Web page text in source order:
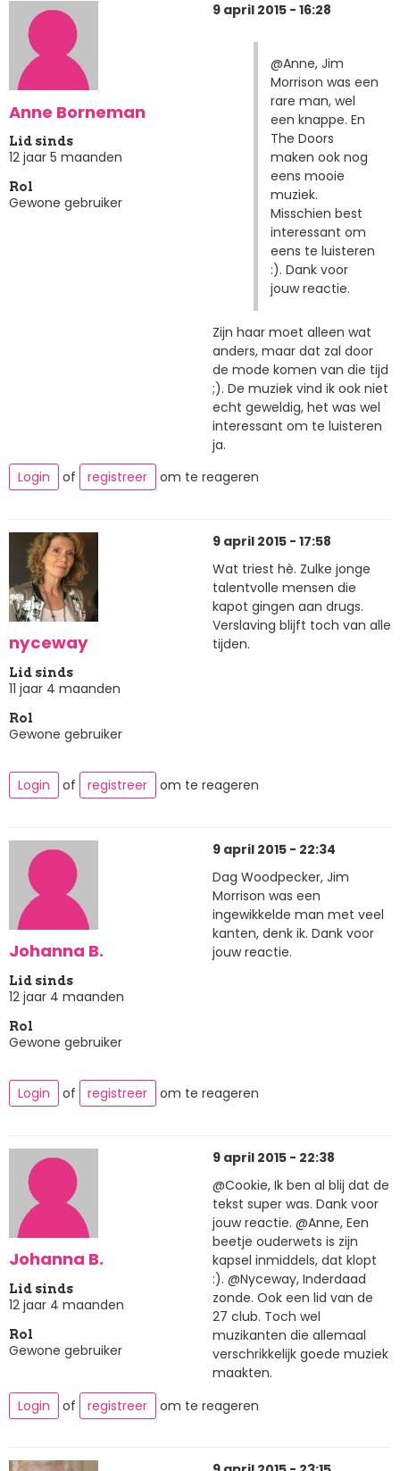
Anne Borneman
Lid sinds
12 jaar 5 maanden
Rol
Gewone gebruiker
9 april 2015 - 16:28
@Anne, Jim
Morrison was een
rare man, wel
een knappe. En
The Doors
maken ook nog
eens mooie
muziek.
Misschien best
interessant om
eens te luisteren
:). Dank voor
jouw reactie.
Zijn haar moet alleen wat
anders, maar dat zal door
de mode komen van die tijd
;). De muziek vind ik ook niet
echt geweldig, het was wel
interessant om te luisteren
ja.
Login
of registreer om te reageren
nyceway
Lid sinds
11 jaar 4 maanden
Rol
Gewone gebruiker
9 april 2015 - 17:58
Wat triest hè. Zulke jonge
talentvolle mensen die
kapot gingen aan drugs.
Verslaving blijft toch van alle
tijden.
Login of registreer om te reageren
Johanna B.
Lid sinds
12 jaar 4 maanden
Rol
Gewone gebruiker
9 april 2015 - 22:34
Dag Woodpecker, Jim
Morrison was een
ingewikkelde man met veel
kanten, denk ik. Dank voor
jouw reactie.
Login of registreer om te reageren
Johanna B.
Lid sinds
12 jaar 4 maanden
Rol
Gewone gebruiker
9 april 2015 - 22:38
@Cookie, Ik ben al blij dat de
tekst super was. Dank voor
jouw reactie. @Anne, Een
beetje ouderwets is zijn
kapsel inmiddels, dat klopt
:). @Nyceway, Inderdaad
zonde. Ook een lid van de
27 club. Toch wel
muzikanten die allemaal
verschrikkelijk goede muziek
maakten.
Login
of registreer om te reageren